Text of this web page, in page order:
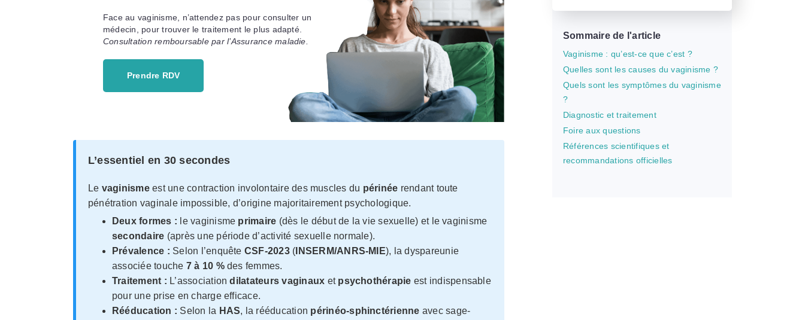
Face au vaginisme, n’attendez pas pour consulter un
médecin, pour trouver le traitement le plus adapté.
Consultation remboursable par l’Assurance maladie.
Prendre RDV
L’essentiel en 30 secondes
Le vaginismeest une contraction involontaire des muscles du périnée rendant toute
pénétration vaginale impossible, d’origine majoritairement psychologique.
Deux formes : le vaginisme primaire (dès le début de la vie sexuelle) et le vaginisme
secondaire (après une période d’activité sexuelle normale).
Prévalence : Selon l’enquête CSF-2023( INSERM/ANRS-MIE), la dyspareunie
associée touche 7 à 10 %des femmes.
Traitement : L’associationdilatateurs vaginaux et psychothérapie est indispensable
pour une prise en charge efficace.
Rééducation : Selon la HAS, la rééducation périnéo-sphinctérienne avec sage-
Sommaire de l'article
Vaginisme : qu’est-ce que c’est ?
Quelles sont les causes du vaginisme ?
Quels sont les symptômes du vaginisme
?
Diagnostic et traitement
Foire aux questions
Références scientifiques et
recommandations officielles